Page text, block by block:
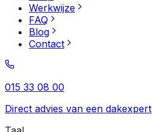
Werkwijze
FAQ
Blog
Contact
015 33 08 00
Direct advies van een dakexpert